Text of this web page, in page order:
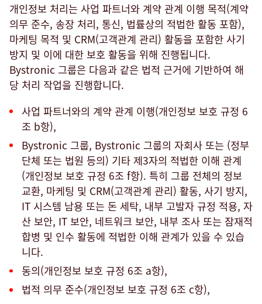
개인정보 처리는 사업 파트너와 계약 관계 이행 목적(계약
의무 준수, 송장 처리, 통신, 법률상의 적법한 활동 포함),
마케팅 목적 및 CRM(고객관계 관리) 활동을 포함한 사기
방지 및 이에 대한 보호 활동을 위해 진행됩니다.
Bystronic 그룹은 다음과 같은 법적 근거에 기반하여 해
당 처리 작업을 진행합니다.
사업 파트너와의 계약 관계 이행(개인정보 보호 규정 6
조 b항),
Bystronic 그룹, Bystronic 그룹의 자회사 또는 (정부
단체 또는 법원 등의) 기타 제3자의 적법한 이해 관계
(개인정보 보호 규정 6조 f항). 특히 그룹 전체의 정보
교환, 마케팅 및 CRM(고객관계 관리) 활동, 사기 방지,
IT 시스템 남용 또는 돈 세탁, 내부 고발자 규정 적용, 자
산 보안, IT 보안, 네트워크 보안, 내부 조사 또는 잠재적
합병 및 인수 활동에 적법한 이해 관계가 있을 수 있습
니다.
동의(개인정보 보호 규정 6조 a항),
법적 의무 준수(개인정보 보호 규정 6조 c항),